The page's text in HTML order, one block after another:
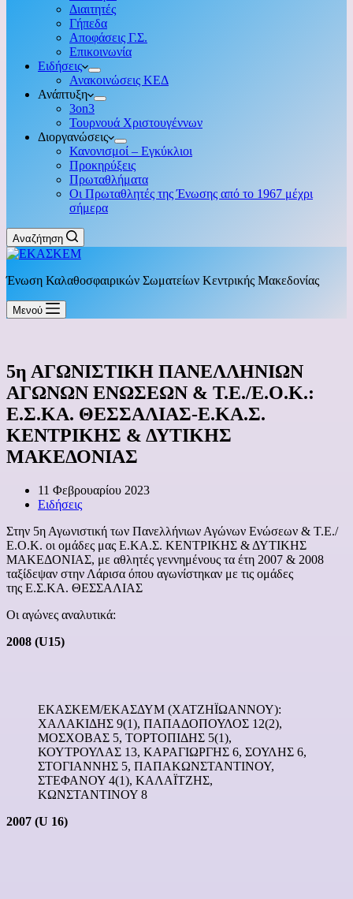
Διαιτητές
Γήπεδα
Αποφάσεις Γ.Σ.
Επικοινωνία
Ειδήσεις
Ανακοινώσεις ΚΕΔ
Ανάπτυξη
3on3
Τουρνουά Χριστουγέννων
Διοργανώσεις
Κανονισμοί – Εγκύκλιοι
Προκηρύξεις
Πρωταθλήματα
Οι Πρωταθλητές της Ένωσης από το 1967 μέχρι
σήμερα
Αναζήτηση
Ένωση Καλαθοσφαιρικών Σωματείων Κεντρικής Μακεδονίας
Μενού
5η ΑΓΩΝΙΣΤΙΚΗ ΠΑΝΕΛΛΗΝΙΩΝ
ΑΓΩΝΩΝ ΕΝΩΣΕΩΝ & Τ.Ε./Ε.Ο.Κ.:
Ε.Σ.ΚΑ. ΘΕΣΣΑΛΙΑΣ-Ε.ΚΑ.Σ.
ΚΕΝΤΡΙΚΗΣ & ΔΥΤΙΚΗΣ
ΜΑΚΕΔΟΝΙΑΣ
11 Φεβρουαρίου 2023
Ειδήσεις
Στην 5η Αγωνιστική των Πανελλήνιων Αγώνων Ενώσεων & Τ.Ε./
Ε.Ο.Κ. οι ομάδες μας Ε.ΚΑ.Σ. ΚΕΝΤΡΙΚΗΣ & ΔΥΤΙΚΗΣ
ΜΑΚΕΔΟΝΙΑΣ, με αθλητές γεννημένους τα έτη 2007 & 2008
ταξίδεψαν στην Λάρισα όπου αγωνίστηκαν με τις ομάδες
της Ε.Σ.ΚΑ. ΘΕΣΣΑΛΙΑΣ
Οι αγώνες αναλυτικά:
2008 (U15)
ΕΚΑΣΚΕΜ/ΕΚΑΣΔΥΜ (ΧΑΤΖΗΪΩΑΝΝΟΥ):
ΧΑΛΑΚΙΔΗΣ 9(1), ΠΑΠΑΔΟΠΟΥΛΟΣ 12(2),
ΜΟΣΧΟΒΑΣ 5, ΤΟΡΤΟΠΙΔΗΣ 5(1),
ΚΟΥΤΡΟΥΛΑΣ 13, ΚΑΡΑΓΙΩΡΓΗΣ 6, ΣΟΥΛΗΣ 6,
ΣΤΟΓΙΑΝΝΗΣ 5, ΠΑΠΑΚΩΝΣΤΑΝΤΙΝΟΥ,
ΣΤΕΦΑΝΟΥ 4(1), ΚΑΛΑΪΤΖΗΣ,
ΚΩΝΣΤΑΝΤΙΝΟΥ 8
2007 (U 16)